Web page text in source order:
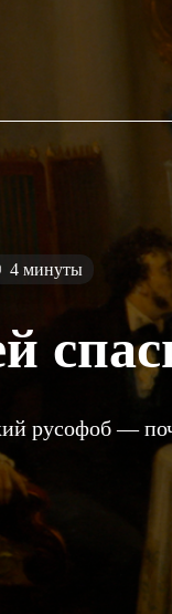
4 минуты
русофоб —